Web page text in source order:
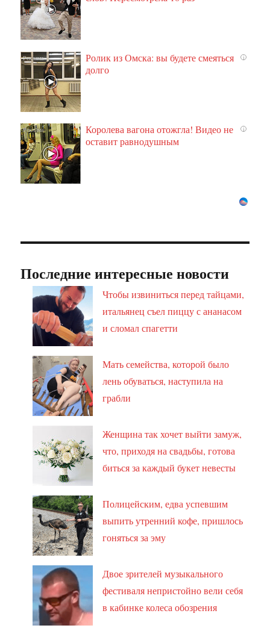
i
Ролик из Омска: вы будете смеяться
долго
i
Королева вагона отожгла! Видео не
оставит равнодушным
Последние интересные новости
Чтобы извиниться перед тайцами,
итальянец съел пиццу с ананасом
и сломал спагетти
Мать семейства, которой было
лень обуваться, наступила на
грабли
Женщина так хочет выйти замуж,
что, приходя на свадьбы, готова
биться за каждый букет невесты
Полицейским, едва успевшим
выпить утренний кофе, пришлось
гоняться за эму
Двое зрителей музыкального
фестиваля непристойно вели себя
в кабинке колеса обозрения